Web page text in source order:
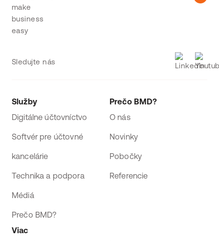
Sledujte nás
Služby
Digitálne účtovníctvo
Softvér pre účtovné
kancelárie
Technika a podpora
Médiá
Prečo BMD?
Prečo BMD?
O nás
Novinky
Pobočky
Referencie
Viac